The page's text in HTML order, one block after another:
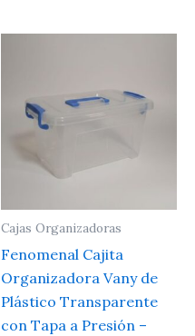
Cajas Organizadoras
Fenomenal Cajita
Organizadora Vany de
Plástico Transparente
con Tapa a Presión –